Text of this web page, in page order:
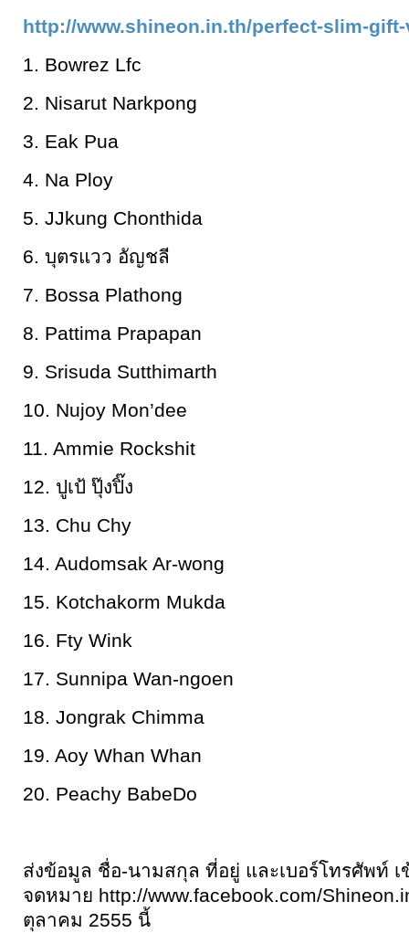
http://www.shineon.in.th/perfect-slim-
1. Bowrez Lfc
2. Nisarut Narkpong
3. Eak Pua
4. Na Ploy
5. JJkung Chonthida
6. บุตรแวว อัญชลี
7. Bossa Plathong
8. Pattima Prapapan
9. Srisuda Sutthimarth
10. Nujoy Mon’dee
11. Ammie Rockshit
12. ปูเป้ ปุ๊งปิ๊ง
13. Chu Chy
14. Audomsak Ar-wong
15. Kotchakorm Mukda
16. Fty Wink
17. Sunnipa Wan-ngoen
18. Jongrak Chimma
19. Aoy Whan Whan
20. Peachy BabeDo
ส่งข้อมูล ชื่อ-นามสกุล ที่อยู่ และเบอร์โทรศัพท์ เ
จดหมาย http://www.facebook.com/
ตุลาคม 2555 นี้